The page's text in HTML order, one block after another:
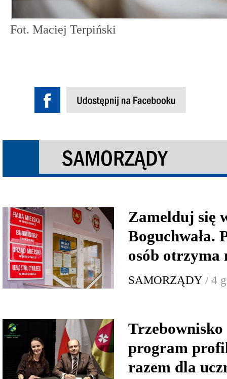
Fot. Maciej Terpiński
SAMORZĄDY
Zamelduj się
Boguchwała.
osób otrzyma
SAMORZĄDY / 4
program
razem dla